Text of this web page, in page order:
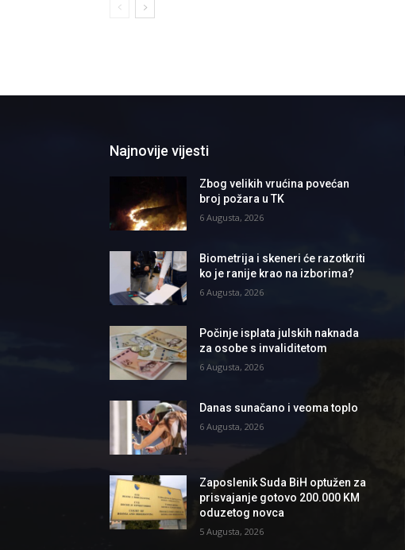
Najnovije vijesti
Zbog velikih vrućina povećan
broj požara u TK
6 Augusta, 2026
Biometrija i skeneri će razotkriti
ko je ranije krao na izborima?
6 Augusta, 2026
Počinje isplata julskih naknada
za osobe s invaliditetom
6 Augusta, 2026
Danas sunačano i veoma toplo
6 Augusta, 2026
Zaposlenik Suda BiH optužen za
prisvajanje gotovo 200.000 KM
oduzetog novca
5 Augusta, 2026